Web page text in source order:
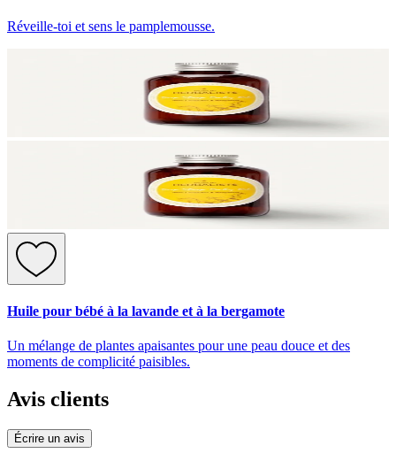
Réveille-toi et sens le pamplemousse.
Huile pour bébé à la lavande et à la bergamote
Un mélange de plantes apaisantes pour une peau douce et des
moments de complicité paisibles.
Avis clients
Écrire un avis